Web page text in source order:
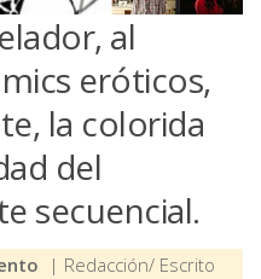
al
eróticos,
la colorida
del
secuencial.
| Redacción/ Escrito